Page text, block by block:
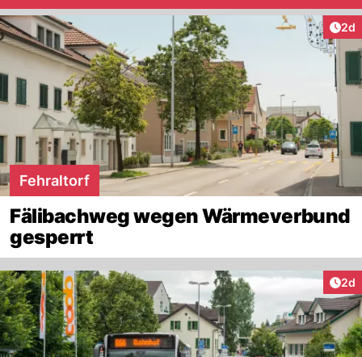
2d
Fehraltorf
Fälibachweg wegen Wärmeverbund
gesperrt
2d